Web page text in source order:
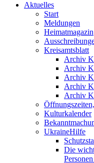
Aktuelles
Start
Meldungen
Heimatmagazin
Kreisamtsblatt
Archiv
Archiv
Archiv
Archiv
Archiv
Kulturkalender
UkraineHilfe
Die